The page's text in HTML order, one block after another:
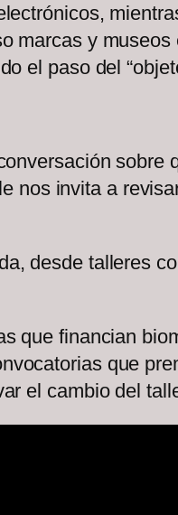
marcas y
el paso del
nos invita a
desde talleres
que financian
que
el cambio del